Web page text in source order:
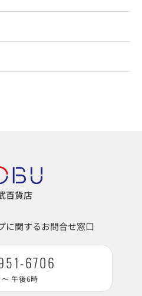
百貨店
に関するお問合せ窓口
6706
午後6時